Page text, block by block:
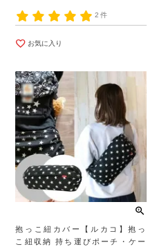
2件
お気に入り
抱っこ紐カバー【ルカコ】抱っ
こ紐収納 持ち運びポーチ・ケー